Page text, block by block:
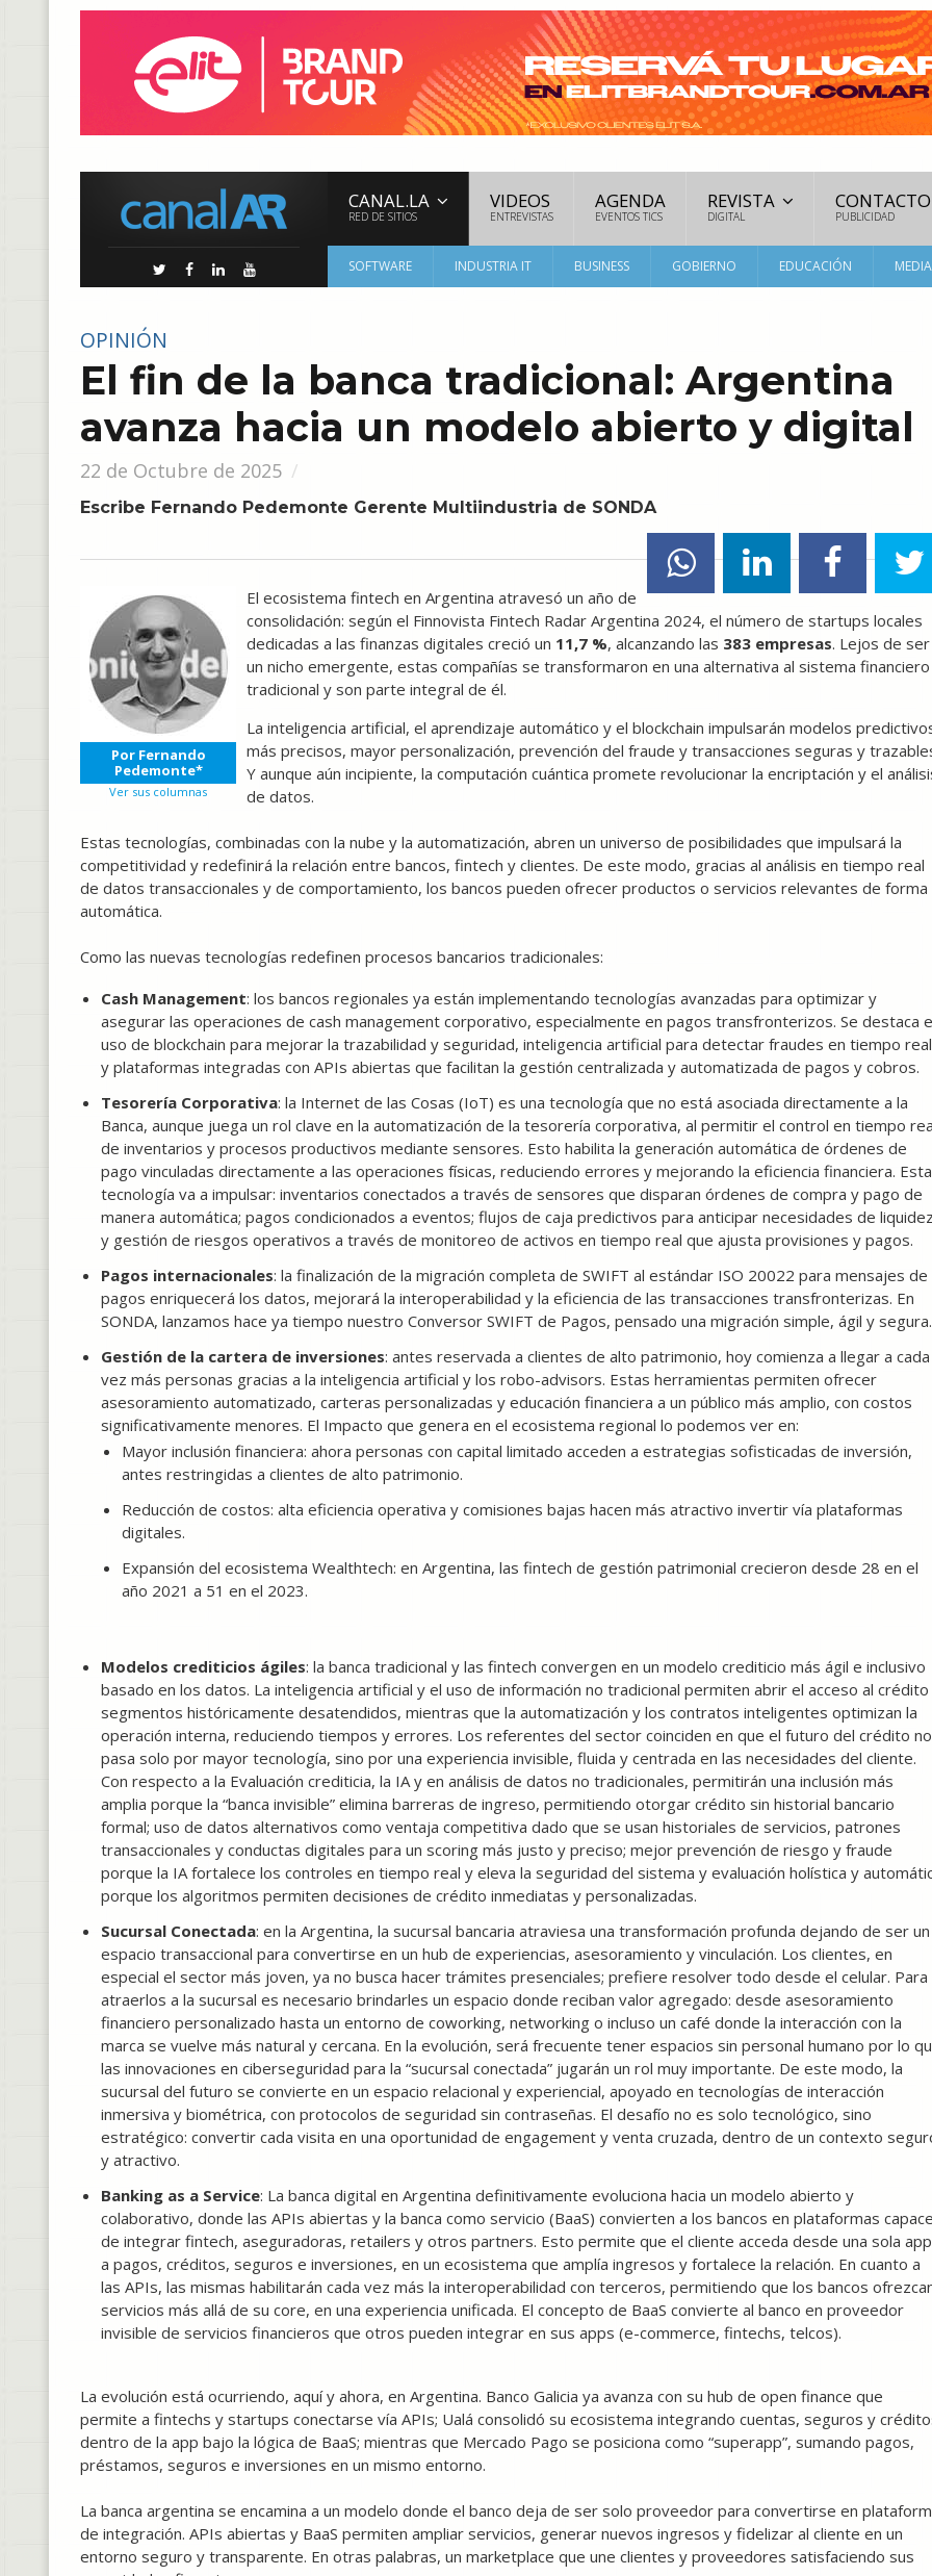
CANAL.LA
RED DE SITIOS
VIDEOS
ENTREVISTAS
AGENDA
EVENTOS TICS
REVISTA
DIGITAL
CONTACTO
PUBLICIDAD
SOFTWARE INDUSTRIA IT BUSINESS GOBIERNO EDUCACIÓN
OPINIÓN
El fin de la banca tradicional: Argentina
avanza hacia un modelo abierto y digital
22 de Octubre de 2025
Escribe Fernando Pedemonte Gerente Multiindustria de SONDA
Por Fernando
Pedemonte*
Ver sus columnas
El ecosistema fintech en Argentina atravesó un año de
consolidación: según el Finnovista Fintech Radar Argentina 2024, el número de startups locales
dedicadas a las finanzas digitales creció un 11,7 %, alcanzando las 383 empresas. Lejos de ser
un nicho emergente, estas compañías se transformaron en una alternativa al sistema financiero
tradicional y son parte integral de él.
La inteligencia artificial, el aprendizaje automático y el blockchain impulsarán modelos
más precisos, mayor personalización, prevención del fraude y transacciones seguras y
Y aunque aún incipiente, la computación cuántica promete revolucionar la encriptación y el
de datos.
Estas tecnologías, combinadas con la nube y la automatización, abren un universo de posibilidades que impulsará la
competitividad y redefinirá la relación entre bancos, fintech y clientes. De este modo, gracias al análisis en tiempo real
de datos transaccionales y de comportamiento, los bancos pueden ofrecer productos o servicios relevantes de forma
automática.
Como las nuevas tecnologías redefinen procesos bancarios tradicionales:
Cash Management: los bancos regionales ya están implementando tecnologías avanzadas para optimizar y
asegurar las operaciones de cash management corporativo, especialmente en pagos transfronterizos. Se destaca
uso de blockchain para mejorar la trazabilidad y seguridad, inteligencia artificial para detectar fraudes en tiempo
y plataformas integradas con APIs abiertas que facilitan la gestión centralizada y automatizada de pagos y cobros.
Tesorería Corporativa: la Internet de las Cosas (IoT) es una tecnología que no está asociada directamente a la
Banca, aunque juega un rol clave en la automatización de la tesorería corporativa, al permitir el control en tiempo
de inventarios y procesos productivos mediante sensores. Esto habilita la generación automática de órdenes de
pago vinculadas directamente a las operaciones físicas, reduciendo errores y mejorando la eficiencia financiera. Esta
tecnología va a impulsar: inventarios conectados a través de sensores que disparan órdenes de compra y pago de
manera automática; pagos condicionados a eventos; flujos de caja predictivos para anticipar necesidades de
y gestión de riesgos operativos a través de monitoreo de activos en tiempo real que ajusta provisiones y pagos.
Pagos internacionales: la finalización de la migración completa de SWIFT al estándar ISO 20022 para mensajes de
pagos enriquecerá los datos, mejorará la interoperabilidad y la eficiencia de las transacciones transfronterizas. En
SONDA, lanzamos hace ya tiempo nuestro Conversor SWIFT de Pagos, pensado una migración simple, ágil y segura.
Gestión de la cartera de inversiones: antes reservada a clientes de alto patrimonio, hoy comienza a llegar a cada
vez más personas gracias a la inteligencia artificial y los robo-advisors. Estas herramientas permiten ofrecer
asesoramiento automatizado, carteras personalizadas y educación financiera a un público más amplio, con costos
significativamente menores. El Impacto que genera en el ecosistema regional lo podemos ver en:
Mayor inclusión financiera: ahora personas con capital limitado acceden a estrategias sofisticadas de inversión,
antes restringidas a clientes de alto patrimonio.
Reducción de costos: alta eficiencia operativa y comisiones bajas hacen más atractivo invertir vía plataformas
digitales.
Expansión del ecosistema Wealthtech: en Argentina, las fintech de gestión patrimonial crecieron desde 28 en el
año 2021 a 51 en el 2023.
Modelos crediticios ágiles: la banca tradicional y las fintech convergen en un modelo crediticio más ágil e inclusivo
basado en los datos. La inteligencia artificial y el uso de información no tradicional permiten abrir el acceso al crédito
segmentos históricamente desatendidos, mientras que la automatización y los contratos inteligentes optimizan la
operación interna, reduciendo tiempos y errores. Los referentes del sector coinciden en que el futuro del crédito no
pasa solo por mayor tecnología, sino por una experiencia invisible, fluida y centrada en las necesidades del cliente.
Con respecto a la Evaluación crediticia, la IA y en análisis de datos no tradicionales, permitirán una inclusión más
amplia porque la “banca invisible” elimina barreras de ingreso, permitiendo otorgar crédito sin historial bancario
formal; uso de datos alternativos como ventaja competitiva dado que se usan historiales de servicios, patrones
transaccionales y conductas digitales para un scoring más justo y preciso; mejor prevención de riesgo y fraude
porque la IA fortalece los controles en tiempo real y eleva la seguridad del sistema y evaluación holística y
porque los algoritmos permiten decisiones de crédito inmediatas y personalizadas.
Sucursal Conectada: en la Argentina, la sucursal bancaria atraviesa una transformación profunda dejando de ser un
espacio transaccional para convertirse en un hub de experiencias, asesoramiento y vinculación. Los clientes, en
especial el sector más joven, ya no busca hacer trámites presenciales; prefiere resolver todo desde el celular. Para
atraerlos a la sucursal es necesario brindarles un espacio donde reciban valor agregado: desde asesoramiento
financiero personalizado hasta un entorno de coworking, networking o incluso un café donde la interacción con la
marca se vuelve más natural y cercana. En la evolución, será frecuente tener espacios sin personal humano por lo
las innovaciones en ciberseguridad para la “sucursal conectada” jugarán un rol muy importante. De este modo, la
sucursal del futuro se convierte en un espacio relacional y experiencial, apoyado en tecnologías de interacción
inmersiva y biométrica, con protocolos de seguridad sin contraseñas. El desafío no es solo tecnológico, sino
estratégico: convertir cada visita en una oportunidad de engagement y venta cruzada, dentro de un contexto
y atractivo.
Banking as a Service: La banca digital en Argentina definitivamente evoluciona hacia un modelo abierto y
colaborativo, donde las APIs abiertas y la banca como servicio (BaaS) convierten a los bancos en plataformas
de integrar fintech, aseguradoras, retailers y otros partners. Esto permite que el cliente acceda desde una sola app
a pagos, créditos, seguros e inversiones, en un ecosistema que amplía ingresos y fortalece la relación. En cuanto a
las APIs, las mismas habilitarán cada vez más la interoperabilidad con terceros, permitiendo que los bancos
servicios más allá de su core, en una experiencia unificada. El concepto de BaaS convierte al banco en proveedor
invisible de servicios financieros que otros pueden integrar en sus apps (e-commerce, fintechs, telcos).
La evolución está ocurriendo, aquí y ahora, en Argentina. Banco Galicia ya avanza con su hub de open finance que
permite a fintechs y startups conectarse vía APIs; Ualá consolidó su ecosistema integrando cuentas, seguros y
dentro de la app bajo la lógica de BaaS; mientras que Mercado Pago se posiciona como “superapp”, sumando pagos,
préstamos, seguros e inversiones en un mismo entorno.
La banca argentina se encamina a un modelo donde el banco deja de ser solo proveedor para convertirse en
de integración. APIs abiertas y BaaS permiten ampliar servicios, generar nuevos ingresos y fidelizar al cliente en un
entorno seguro y transparente. En otras palabras, un marketplace que une clientes y proveedores satisfaciendo sus